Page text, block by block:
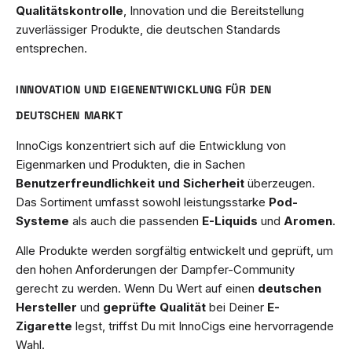
Qualitätskontrolle , Innovation und die Bereitstellung
zuverlässiger Produkte, die deutschen Standards
entsprechen.
INNOVATION UND EIGENENTWICKLUNG FÜR DEN
DEUTSCHEN MARKT
InnoCigs konzentriert sich auf die Entwicklung von
Eigenmarken und Produkten, die in Sachen
Benutzerfreundlichkeit und Sicherheit überzeugen.
Das Sortiment umfasst sowohl leistungsstarke Pod-
Systeme als auch die passenden E-Liquids und Aromen.
Alle Produkte werden sorgfältig entwickelt und geprüft, um
den hohen Anforderungen der Dampfer-Community
gerecht zu werden. Wenn Du Wert auf einen deutschen
Hersteller und geprüfte Qualität bei Deiner E-
Zigarette legst, triffst Du mit InnoCigs eine hervorragende
Wahl.